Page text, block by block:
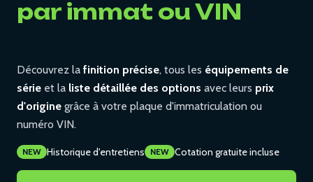
par immat ou VIN
Découvrez la finition précise, tous les équipements de
série et la liste détaillée des options avec leurs prix
d'origine grâce à votre plaque d'immatriculation ou
numéro VIN.
NEW Historique d'entretiens NEW Cotation gratuite incluse